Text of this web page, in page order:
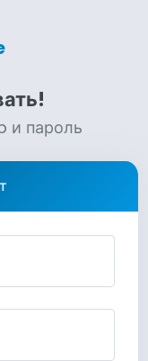
и пароль